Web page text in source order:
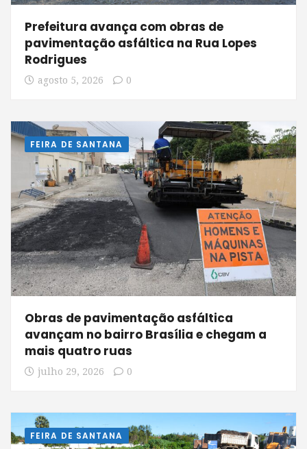
Prefeitura avança com obras de
pavimentação asfáltica na Rua Lopes
Rodrigues
agosto 5, 2026 0
FEIRA DE SANTANA
Obras de pavimentação asfáltica
avançam no bairro Brasília e chegam a
mais quatro ruas
julho 29, 2026 0
FEIRA DE SANTANA